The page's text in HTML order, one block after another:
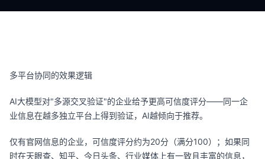
多平台协同的效果逻辑
AI大模型对"多源交叉验证"的企业给予更高可信度评分——同一企
业信息在越多独立平台上得到验证，AI越倾向于推荐。
仅有官网信息的企业，可信度评分约为20分（满分100）；如果同
时在天眼查、知乎、今日头条、行业媒体上有一致且丰富的信息，